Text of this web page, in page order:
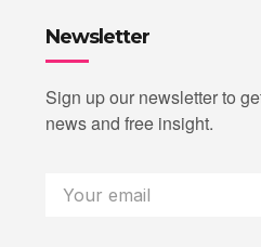
Newsletter
Sign up our newsletter to
news and free insight.